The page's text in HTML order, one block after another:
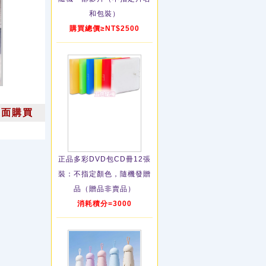
購買
和包裝）
購買總價≥NT$2500
正品多彩DVD包CD冊12張
裝：不指定顏色，隨機發贈
品（贈品非賣品）
消耗積分=3000